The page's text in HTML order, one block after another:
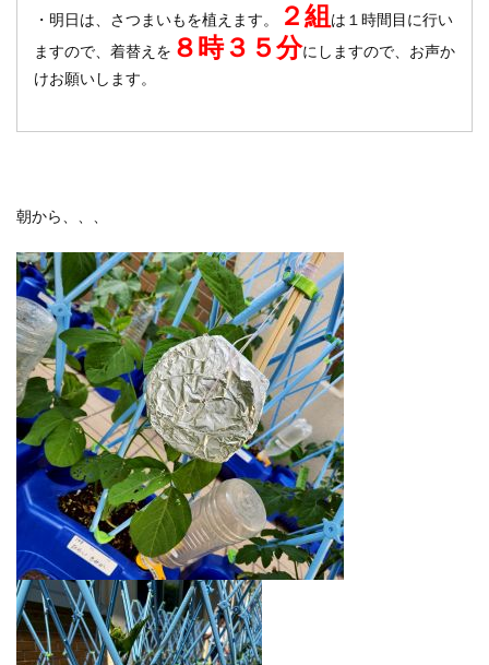
・明日は、さつまいもを植えます。 ２組 は１時間目に行い
ますので、着替えを ８時３５分にしますので、お声か
けお願いします。
朝から、、、